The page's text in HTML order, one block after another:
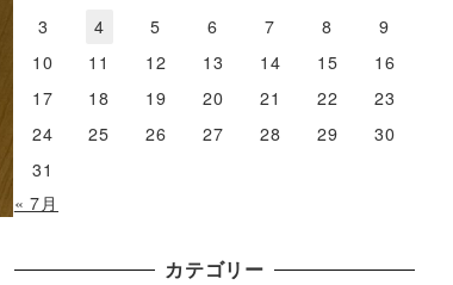
3
4 5 6 7 8
9
10
11 12 13 14 15
16
17
18 19 20 21 22
23
24
25 26 27 28 29
30
31
« 7月
カテゴリー